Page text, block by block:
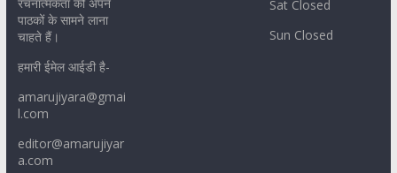
रचनात्मकता को अपने
पाठकों के सामने लाना
चाहते हैं।
हमारी ईमेल आईडी है-
amarujiyara@gmai
l.com
editor@amarujiyar
a.com
Sat Closed
Sun Closed